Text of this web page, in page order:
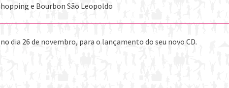
e Bourbon São Leopoldo
dia 26 de novembro, para o lançamento do seu novo CD.